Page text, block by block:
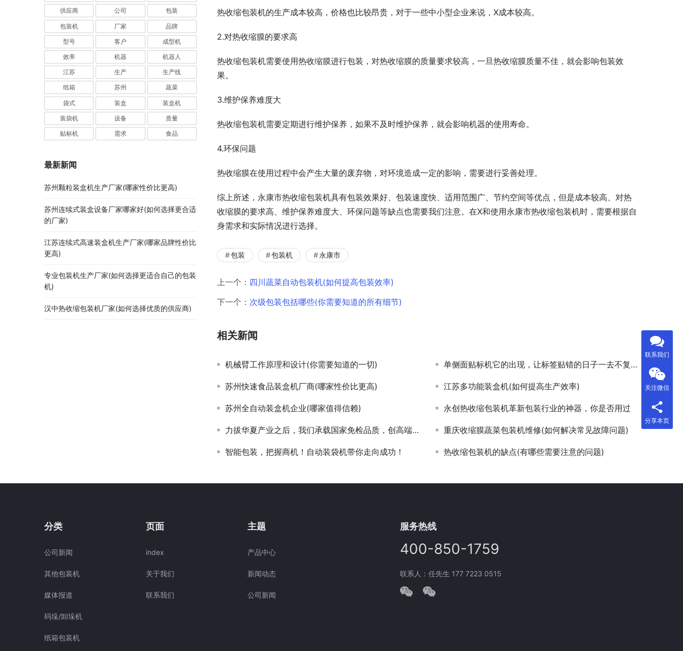
热收缩包装机的生产成本较高，价格也比较昂贵，对于一些中小型企业来说，X成本较高。
2.对热收缩膜的要求高
热收缩包装机需要使用热收缩膜进行包装，对热收缩膜的质量要求较高，一旦热收缩膜质量不佳，就会影响包装效
果。
3.维护保养难度大
热收缩包装机需要定期进行维护保养，如果不及时维护保养，就会影响机器的使用寿命。
4.环保问题
热收缩膜在使用过程中会产生大量的废弃物，对环境造成一定的影响，需要进行妥善处理。
综上所述，永康市热收缩包装机具有包装效果好、包装速度快、适用范围广、节约空间等优点，但是成本较高、对热
收缩膜的要求高、维护保养难度大、环保问题等缺点也需要我们注意。在X和使用永康市热收缩包装机时，需要根据自
身需求和实际情况进行选择。
包装 包装机 永康市
上一个： 四川蔬菜自动包装机(如何提高包装效率)
下一个： 次级包装包括哪些(你需要知道的所有细节)
相关新闻
机械臂工作原理和设计(你需要知道的一切) 单侧面贴标机它的出现，让标签贴错的日子一去不复返！
苏州快速食品装盒机厂商(哪家性价比更高) 江苏多功能装盒机(如何提高生产效率)
苏州全自动装盒机企业(哪家值得信赖) 永创热收缩包装机革新包装行业的神器，你是否用过
力拔华夏产业之后，我们承载国家免检品质，创高端包装机生产！ 重庆收缩膜蔬菜包装机维修(如何解决常见故障问题)
智能包装，把握商机！自动装袋机带你走向成功！ 热收缩包装机的缺点(有哪些需要注意的问题)
供应商 公司 包装
包装机 厂家 品牌
型号 客户 成型机
效率 机器 机器人
江苏 生产 生产线
纸箱 苏州 蔬菜
袋式 装盒 装盒机
装袋机 设备 质量
贴标机 需求 食品
最新新闻
苏州颗粒装盒机生产厂家(哪家性价比更高)
苏州连续式装盒设备厂家哪家好(如何选择更合适
的厂家)
江苏连续式高速装盒机生产厂家(哪家品牌性价比
更高)
专业包装机生产厂家(如何选择更适合自己的包装
机)
汉中热收缩包装机厂家(如何选择优质的供应商)
分类
公司新闻
其他包装机
媒体报道
码垛/卸垛机
纸箱包装机
页面
index
关于我们
联系我们
主题
产品中心
新闻动态
公司新闻
服务热线
400-850-1759
联系人：任先生 177 7223 0515
联系我们
关注微信
分享本页